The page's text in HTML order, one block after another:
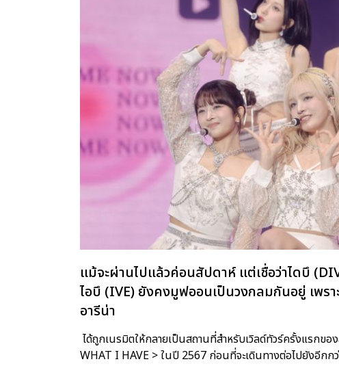
แม้จะผ่านไปแล้วค่อนสัปดาห์ แต่เชื่อว่าไดบึ
ไอบึ (IVE) ยังคงมูฟออนเป็นวงกลมกันอยู่ เพ
อารีน่า
ได้ถูกเนรมิตให้กลายเป็นสถานที่สำหรับเวิลด์ทัวร์ครั้งแรกข
WHAT I HAVE > ในปี 2567 ก่อนที่จะเดินทางต่อไปยังอีกก